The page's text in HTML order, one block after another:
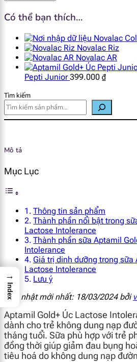
Có thể bạn thích…
Novalac
Novalac Riz
Novalac AR
Pepti Junior 399.000 ₫
Tìm kiếm
Mô tả
Mục Lục
Thông tin sản phẩm
Thành phần nổi bật trong
Lactose Intolerance
Thành phần sữa Aptamil
Intolerance
Giá trị dinh dưỡng trong sữa
Lactose Intolerance
Lưu ý
Cập nhật mới nhất: 18/03/2024 bởi
Aptamil Gold+ Úc Lactose
dành cho trẻ không dung nạp
tháng tuổi. Sữa phù hợp với trẻ
đồng thời giúp giảm đau bụng
tiêu hoá do không dung nạp
→
Index